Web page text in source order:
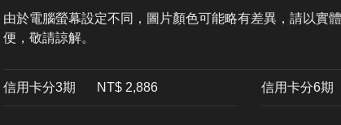
由於電腦螢幕設定不同，圖片顏色可能略有差異，請以實
便，敬請諒解。
信用卡分3期 ​NT$ 2,886 信用卡分6期